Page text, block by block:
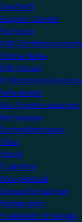
Geschäft
Support-Center
Fachleute
KNX-Zertifizierung
Online-Kurse
KNX Virtuell
Professionelle
Referenzen
Alle Projekte anzeigen
Wohnungen
Einfamilienhäuser
Villen
Hotels
Flughäfen
Bürogebäude
Gesundheitspflege
Pädagogisch
Freizeiteinrichtungen